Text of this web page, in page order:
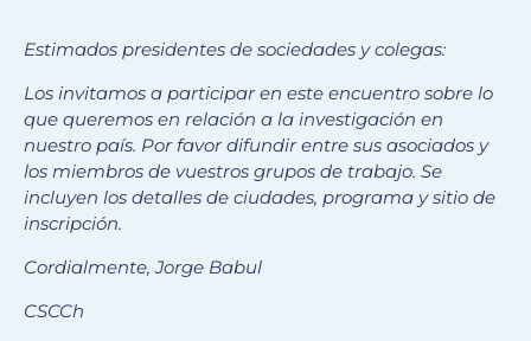
Estimados presidentes de sociedades y colegas:
Los invitamos a participar en este encuentro sobre lo
que queremos en relación a la investigación en
nuestro país. Por favor difundir entre sus asociados y
los miembros de vuestros grupos de trabajo. Se
incluyen los detalles de ciudades, programa y sitio de
inscripción.
Cordialmente, Jorge Babul
CSCCh